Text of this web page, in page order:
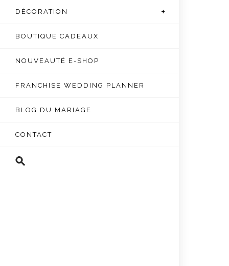
DÉCORATION
BOUTIQUE CADEAUX
NOUVEAUTÉ E-SHOP
FRANCHISE WEDDING PLANNER
BLOG DU MARIAGE
CONTACT